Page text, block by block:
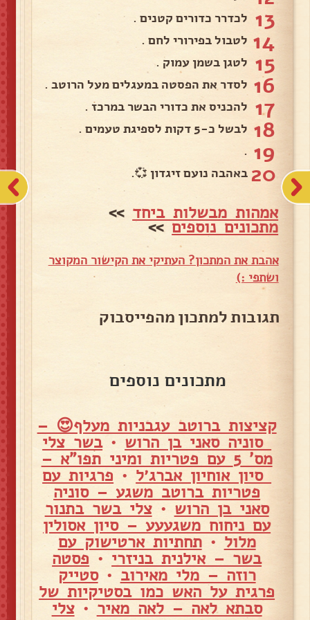
13 לכדרר כדורים קטנים .
14 לטבול בפירורי לחם .
15 לטגן בשמן עמוק .
16 לסדר את הפסטה במעגלים מעל הרוטב .
17 להכניס את כדורי הבשר במרכז .
18 לבשל כ-5 דקות לספיגת טעמים .
19
.
20 באהבה נועם זיגדון 💞.
אמהות מבשלות ביחד >>
מתכונים נוספים>>
אהבת את המתכון? העתיקי את הקישור המקוצר
ושתפי :)
תגובות למתכון מהפייסבוק
מתכונים נוספים
קציצות ברוטב עגבניות מעלף😍 –
סוניה סאני בן הרוש •בשר צלי
מס' 5 עם פטריות ומיני תפו"א –
סיון אוחיון אברג׳ל • פרגיות עם
פטריות ברוטב משגע – סוניה
סאני בן הרוש •צלי בשר בתנור
עם ניחוח משגעעע – סיון אסולין
מלול •תחתיות ארטישוק עם
בשר – אילנית בניזרי • פסטה
רוזה – מלי מאירוב •סטייק
פרגית על האש כמו בסטיקיות של
סבתא לאה – לאה מאיר •צלי